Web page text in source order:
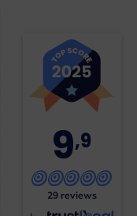
9,9
29 reviews